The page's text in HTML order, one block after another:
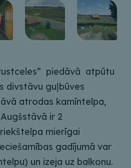
piedāvā atpūtu
divstāvu guļbūves
atrodas kamīntelpa,
ir 2
mierīgai
gadījumā var
un izeja uz balkonu.